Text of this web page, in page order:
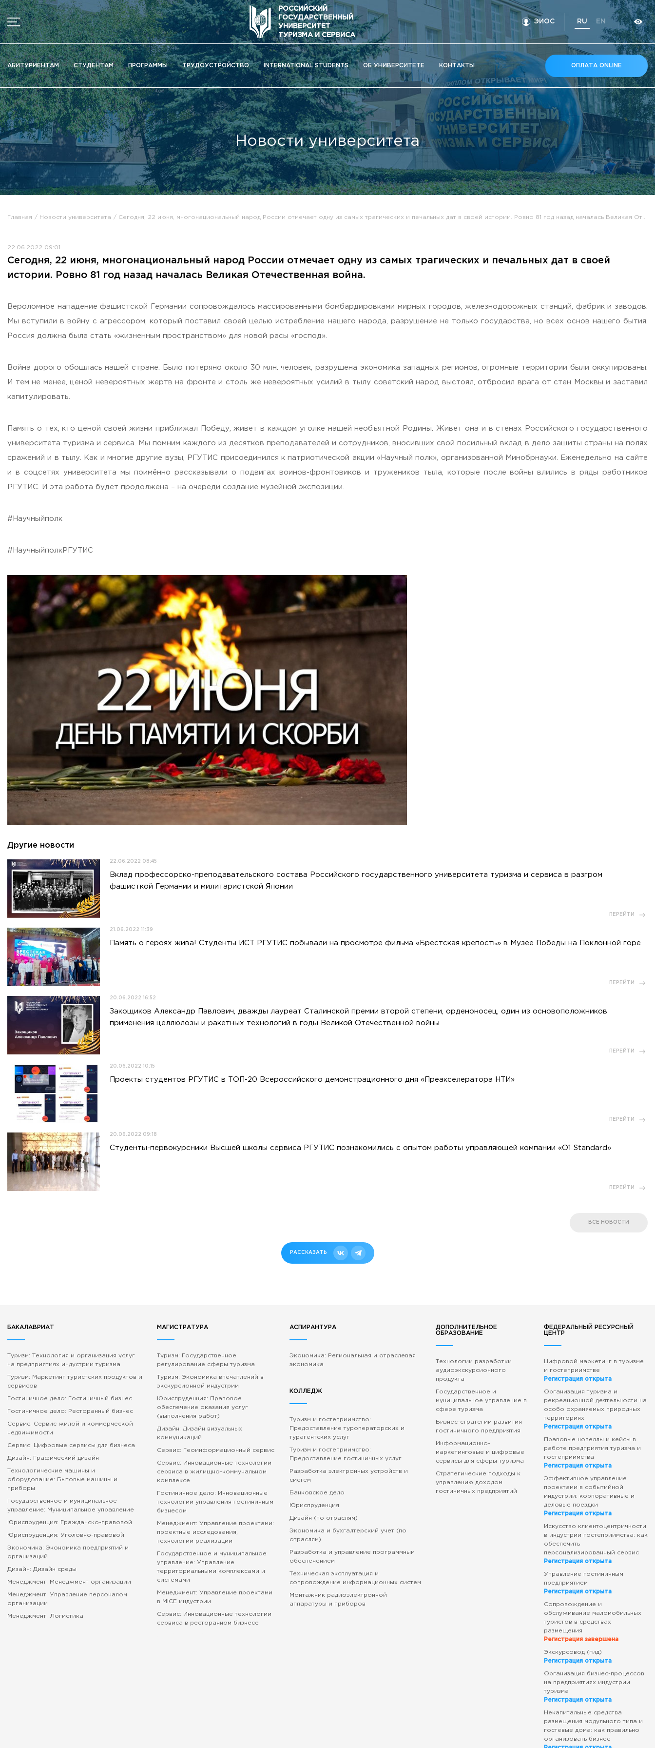
РОССИЙСКИЙ
ГОСУДАРСТВЕННЫЙ
УНИВЕРСИТЕТ
ТУРИЗМА И СЕРВИСА
ЭИОС RU EN
АБИТУРИЕНТАМ СТУДЕНТАМ ПРОГРАММЫ ТРУДОУСТРОЙСТВО INTERNATIONAL STUDENTS ОБ УНИВЕРСИТЕТЕ КOНТАКТЫ ОПЛАТА ONLINE
МЕНЮ
Новости
Объявления
Документы
Сведения об образовательной организации
Официально о приёме
Научная деятельность
Высшие школы / Институты / Департаменты
Дополнительное образование
Федеральный ресурсный центр
Вакантные места для приема (перевода)
Жилищно-коммунальное хозяйство
Визово-регистрационное сопровождение иностранных граждан
Центр классификации объектов туриндустрии
Олимпиады
Политика доступа, авторских прав и лицензирования
Фирменный стиль
I Международный туристско-образовательный конгресс «Гостеприимная Россия»
Молодежный фестиваль культурного туризма «КульTURа»
Антимонопольный комплаенс
Бесплатная юридическая помощь
Филиал ФГБОУ ВО «РГУТИС» в г. Подольске
141221, Московская обл.,
+7 (495) 940 83 00
info@rguts.ru
obrashenia@rguts.ru
priem@rguts.ru - Приемная комиссия
ГРАФИК И РЕЖИМ РАБОТЫ
пн-чт: с 09:00 до 18:00;
пн-пт: с 10:00 до 17:00;
Новости университета
Главная Новости университета
22.06.2022 09:01
Сегодня, 22 июня, многонациональный народ России отмечает одну из самых трагических и печальных дат в своей
истории. Ровно 81 год назад началась Великая Отечественная война.
Вероломное нападение фашистской Германии сопровождалось массированными бомбардировками мирных городов, железнодорожных станций, фабрик и заводов.
Мы вступили в войну с агрессором, который поставил своей целью истребление нашего народа, разрушение не только государства, но всех основ нашего бытия.
Россия должна была стать «жизненным пространством» для новой расы «господ».
Война дорого обошлась нашей стране. Было потеряно около 30 млн. человек, разрушена экономика западных регионов, огромные территории были оккупированы.
И тем не менее, ценой невероятных жертв на фронте и столь же невероятных усилий в тылу советский народ выстоял, отбросил врага от стен Москвы и заставил
капитулировать.
Память о тех, кто ценой своей жизни приближал Победу, живет в каждом уголке нашей необъятной Родины. Живет она и в стенах Российского государственного
университета туризма и сервиса. Мы помним каждого из десятков преподавателей и сотрудников, вносивших свой посильный вклад в дело защиты страны на полях
сражений и в тылу. Как и многие другие вузы, РГУТИС присоединился к патриотической акции «Научный полк», организованной Минобрнауки. Еженедельно на сайте
и в соцсетях университета мы поимённо рассказывали о подвигах воинов-фронтовиков и тружеников тыла, которые после войны влились в ряды работников
РГУТИС. И эта работа будет продолжена – на очереди создание музейной экспозиции.
#Научныйполк
#НаучныйполкРГУТИС
Другие новости
22.06.2022 08:45
Вклад профессорско-преподавательского состава Российского государственного университета туризма и сервиса в разгром
фашисткой Германии и милитаристской Японии
ПЕРЕЙТИ
21.06.2022 11:39
Память о героях жива! Студенты ИСТ РГУТИС побывали на просмотре фильма «Брестская крепость» в Музее Победы на Поклонной горе
ПЕРЕЙТИ
20.06.2022 16:52
Закощиков Александр Павлович, дважды лауреат Сталинской премии второй степени, орденоносец, один из основоположников
применения целлюлозы и ракетных технологий в годы Великой Отечественной войны
ПЕРЕЙТИ
20.06.2022 10:15
Проекты студентов РГУТИС в ТОП-20 Всероссийского демонстрационного дня «Преакселератора НТИ»
ПЕРЕЙТИ
20.06.2022 09:18
Студенты-первокурсники Высшей школы сервиса РГУТИС познакомились с опытом работы управляющей компании «O1 Standard»
ПЕРЕЙТИ
ВСЕ НОВОСТИ
РАССКАЗАТЬ
БАКАЛАВРИАТ
Туризм: Технология и организация услуг
на предприятиях индустрии туризма
Туризм: Маркетинг туристских продуктов и
сервисов
Гостиничное дело: Гостиничный бизнес
Гостиничное дело: Ресторанный бизнес
Сервис: Сервис жилой и коммерческой
недвижимости
Сервис: Цифровые сервисы для бизнеса
Дизайн: Графический дизайн
Технологические машины и
оборудование: Бытовые машины и
приборы
Государственное и муниципальное
управление: Муниципальное управление
Юриспруденция: Гражданско-правовой
Юриспруденция: Уголовно-правовой
Экономика: Экономика предприятий и
организаций
Дизайн: Дизайн среды
Менеджмент: Менеджмент организации
Менеджмент: Управление персоналом
организации
Менеджмент: Логистика
МАГИСТРАТУРА
Туризм: Государственное
регулирование сферы туризма
Туризм: Экономика впечатлений в
экскурсионной индустрии
Юриспруденция: Правовое
обеспечение оказания услуг
(выполнения работ)
Дизайн: Дизайн визуальных
коммуникаций
Сервис: Геоинформационный сервис
Сервис: Инновационные технологии
сервиса в жилищно-коммунальном
комплексе
Гостиничное дело: Инновационные
технологии управления гостиничным
бизнесом
Менеджмент: Управление проектами:
проектные исследования,
технологии реализации
Государственное и муниципальное
управление: Управление
территориальными комплексами и
системами
Менеджмент: Управление проектами
в MICE индустрии
Сервис: Инновационные технологии
сервиса в ресторанном бизнесе
АСПИРАНТУРА
Экономика: Региональная и отраслевая
экономика
КОЛЛЕДЖ
Туризм и гостеприимство:
Предоставление туроператорских и
турагентских услуг
Туризм и гостеприимство:
Предоставление гостиничных услуг
Разработка электронных устройств и
систем
Банковское дело
Юриспруденция
Дизайн (по отраслям)
Экономика и бухгалтерский учет (по
отраслям)
Разработка и управление программным
обеспечением
Техническая эксплуатация и
сопровождение информационных систем
Монтажник радиоэлектронной
аппаратуры и приборов
ДОПОЛНИТЕЛЬНОЕ
ОБРАЗОВАНИЕ
Технологии разработки
аудиоэкскурсионного
продукта
Государственное и
муниципальное управление в
сфере туризма
Бизнес-стратегии развития
гостиничного предприятия
Информационно-
маркетинговые и цифровые
сервисы для сферы туризма
Стратегические подходы к
управлению доходом
гостиничных предприятий
ФЕДЕРАЛЬНЫЙ РЕСУРСНЫЙ
ЦЕНТР
Цифровой маркетинг в туризме
и гостеприимстве
Регистрация открыта
Организация туризма и
рекреационной деятельности на
особо охраняемых природных
территориях
Регистрация открыта
Правовые новеллы и кейсы в
работе предприятия туризма и
гостеприимства
Регистрация открыта
Эффективное управление
проектами в событийной
индустрии: корпоративные и
деловые поездки
Регистрация открыта
Искусство клиентоцентричности
в индустрии гостеприимства: как
обеспечить
персонализированный сервис
Регистрация открыта
Управление гостиничным
предприятием
Регистрация открыта
Сопровождение и
обслуживание маломобильных
туристов в средствах
размещения
Регистрация завершена
Экскурсовод (гид)
Регистрация открыта
Организация бизнес-процессов
на предприятиях индустрии
туризма
Регистрация открыта
Некапитальные средства
размещения модульного типа и
гостевые дома: как правильно
организовать бизнес